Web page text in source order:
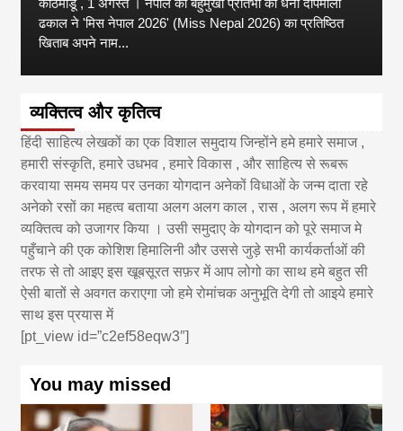
काठमांडू , 1 अगस्त । नेपाल की बहुमुखी प्रतिभा की धनी दीपमाला
ढकाल ने 'मिस नेपाल 2026' (Miss Nepal 2026) का प्रतिष्ठित
खिताब अपने नाम...
व्यक्तित्व और कृतित्व
हिंदी साहित्य लेखकों का एक विशाल समुदाय जिन्होंने हमे हमारे समाज ,
हमारी संस्कृति, हमारे उधभव , हमारे विकास , और साहित्य से रूबरू
करवाया समय समय पर उनका योगदान अनेकों विधाओं के जन्म दाता रहे
अनेको रसों का महत्व बताया अलग अलग काल , रास , अलग रूप में हमारे
व्यक्तित्व को उजागर किया । उसी समुदाए के योगदान को पूरे समाज मे
पहुँचाने की एक कोशिश हिमालिनी और उससे जुड़े सभी कार्यकर्ताओं की
तरफ से तो आइए इस खूबसूरत सफ़र में आप लोगो का साथ हमे बहुत सी
ऐसी बातों से अवगत कराएगा जो हमे रोमांचक अनुभूति देगी तो आइये हमारे
साथ इस प्रयास में
[pt_view id=”c2ef58eqw3″]
You may missed